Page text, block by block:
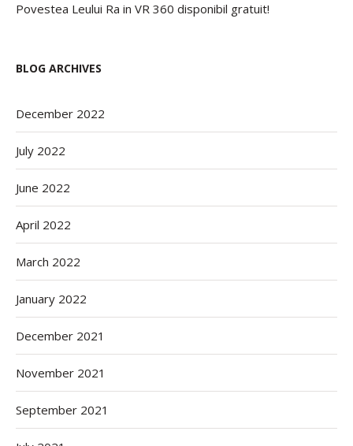
Povestea Leului Ra in VR 360 disponibil gratuit!
BLOG ARCHIVES
December 2022
July 2022
June 2022
April 2022
March 2022
January 2022
December 2021
November 2021
September 2021